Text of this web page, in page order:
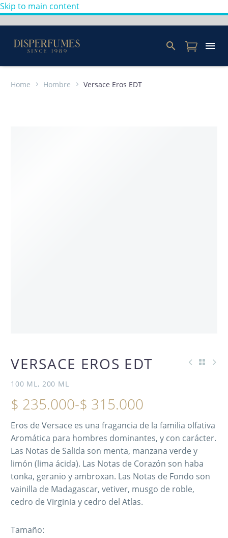
Skip to main content
Home Hombre Versace Eros EDT
OFERTA
-10%
VERSACE EROS EDT
100 ML, 200 ML
$ 235.000-$ 315.000
Eros de Versace es una fragancia de la familia olfativa
Aromática para hombres dominantes, y con carácter.
Las Notas de Salida son menta, manzana verde y
limón (lima ácida). Las Notas de Corazón son haba
tonka, geranio y ambroxan. Las Notas de Fondo son
vainilla de Madagascar, vetiver, musgo de roble,
cedro de Virginia y cedro del Atlas.
Tamaño